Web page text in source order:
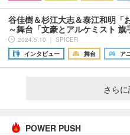
谷佳樹＆杉江大志＆泰江和明「
～舞台「文豪とアルケミスト
2024.5.10 ｜ SPICER
インタビュー
舞台 ア
さら
POWER PUSH